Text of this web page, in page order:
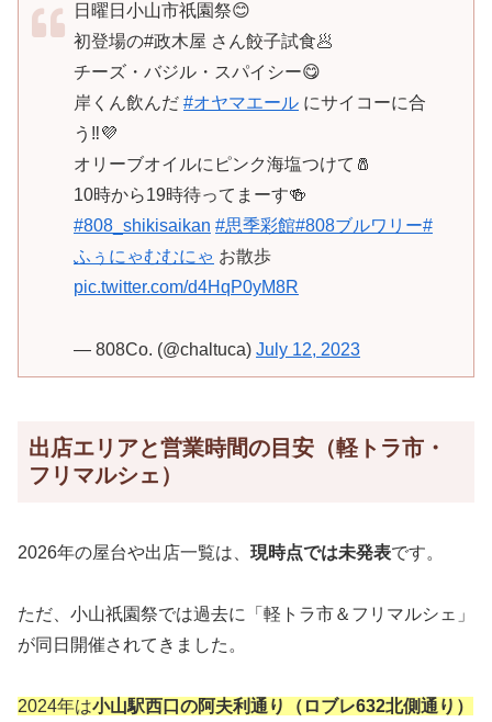
日曜日小山市祇園祭😊
初登場の#政木屋 さん餃子試食🥟
チーズ・バジル・スパイシー😋
岸くん飲んだ #オヤマエール にサイコーに合
う‼️💜
オリーブオイルにピンク海塩つけて🧂
10時から19時待ってまーす🍻
#808_shikisaikan #思季彩館#808ブルワリー#
ふぅにゃむむにゃ お散歩
pic.twitter.com/d4HqP0yM8R
— 808Co. (@chaltuca) July 12, 2023
出店エリアと営業時間の目安（軽トラ市・
フリマルシェ）
2026年の屋台や出店一覧は、 現時点では未発表です。
ただ、小山祇園祭では過去に「軽トラ市＆フリマルシェ」
が同日開催されてきました。
2024年は小山駅西口の阿夫利通り（ロブレ632北側通り）